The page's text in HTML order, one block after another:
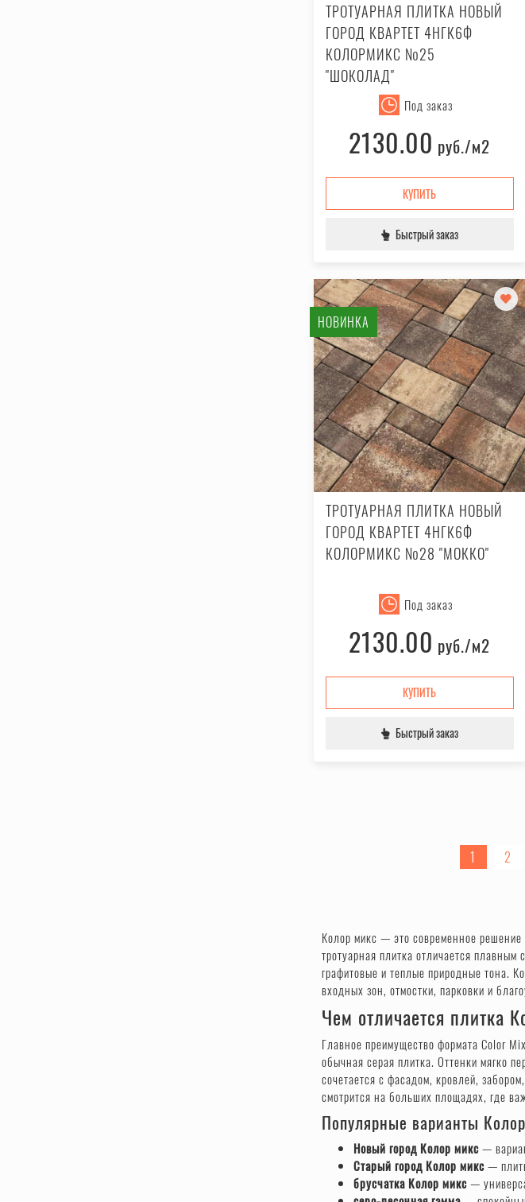
ТРОТУАРНАЯ ПЛИТКА НОВЫЙ
ГОРОД КВАРТЕТ 4НГК6Ф
КОЛОРМИКС №25
"ШОКОЛАД"
Под заказ
2130.00 руб./м2
КУПИТЬ
Быстрый заказ
НОВИНКА
ТРОТУАРНАЯ ПЛИТКА НОВЫЙ
ГОРОД КВАРТЕТ 4НГК6Ф
КОЛОРМИКС №28 "МОККО"
Под заказ
2130.00 руб./м2
КУПИТЬ
Быстрый заказ
1 2
Колор микс — это современное
тротуарная плитка отличается
графитовые и теплые природные тона.
входных зон, отмостки, парковки и
Чем отличается плитка
Главное преимущество формата Color
обычная серая плитка. Оттенки мягко
сочетается с фасадом, кровлей,
смотрится на больших площадях, где
Популярные варианты
Новый город Колор микс—
Старый город Колор микс—
брусчатка Колор микс—